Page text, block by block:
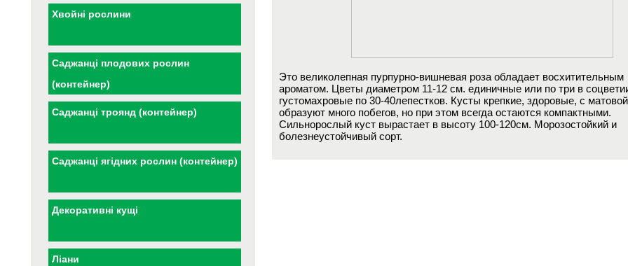
Хвойні рослини
Саджанці плодових рослин
(контейнер)
Саджанці троянд (контейнер)
Саджанці ягідних рослин (контейнер)
Декоративні кущі
Ліани
Это великолепная пурпурно-вишневая роза обладает восхитительным
ароматом. Цветы диаметром 11-12 см. единичные или по три в
густомахровые по 30-40лепестков. Кусты крепкие, здоровые, с
образуют много побегов, но при этом всегда остаются компактными.
Сильнорослый куст вырастает в высоту 100-120см. Морозостойкий и
болезнеустойчивый сорт.